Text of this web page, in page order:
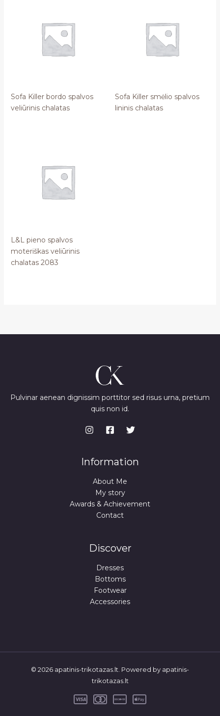
Sofa Killer bordo spalvos
veliūrinis chalatas
Sofa Killer smėlio spalvos
lininis chalatas
L&L pieno spalvos
moteriškas veliūrinis
chalatas 2083
Pulvinar aenean dignissim porttitor sed risus urna, pretium
quis non id.
Information
About Me
My story
Awards & Achievement
Contact
Discover
Dresses
Bottoms
Footwear
Accessories
© 2026 apatinis-trikotazas.lt. Powered by apatinis-
trikotazas.lt